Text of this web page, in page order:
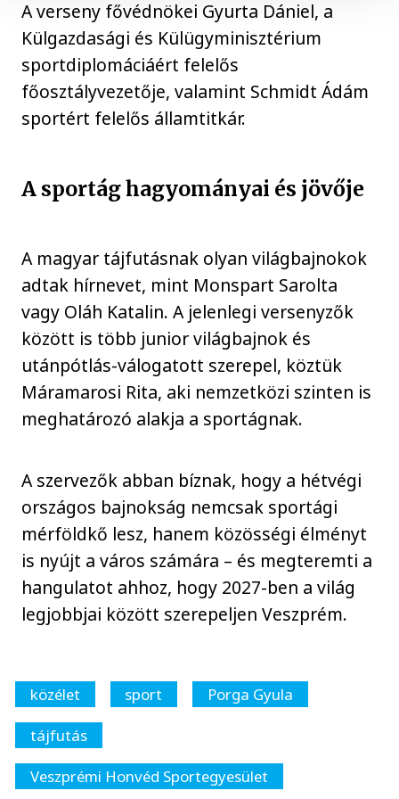
A verseny fővédnökei Gyurta Dániel, a
Külgazdasági és Külügyminisztérium
sportdiplomáciáért felelős
főosztályvezetője, valamint Schmidt Ádám
sportért felelős államtitkár.
A sportág hagyományai és jövője
A magyar tájfutásnak olyan világbajnokok
adtak hírnevet, mint Monspart Sarolta
vagy Oláh Katalin. A jelenlegi versenyzők
között is több junior világbajnok és
utánpótlás-válogatott szerepel, köztük
Máramarosi Rita, aki nemzetközi szinten is
meghatározó alakja a sportágnak.
A szervezők abban bíznak, hogy a hétvégi
országos bajnokság nemcsak sportági
mérföldkő lesz, hanem közösségi élményt
is nyújt a város számára – és megteremti a
hangulatot ahhoz, hogy 2027-ben a világ
legjobbjai között szerepeljen Veszprém.
közélet sport
Porga Gyula
tájfutás
Veszprémi Honvéd Sportegyesület